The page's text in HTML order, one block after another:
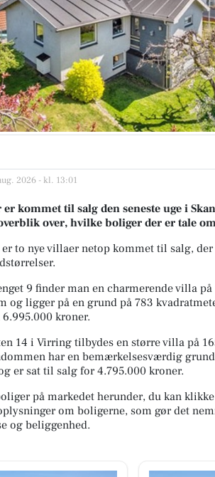
2026 - kl. 13:01
er kommet til salg den seneste uge i
over, hvilke boliger der er tale
er to nye villaer netop kommet til salg,
9 finder man en charmerende villa
og ligger på en grund på 783
kroner.
14 i Virring tilbydes en større villa på
har en bemærkelsesværdig
er sat til salg for 4.795.000 kroner.
på markedet herunder, du kan
om boligerne, som gør det
og beliggenhed.
Skanderborg